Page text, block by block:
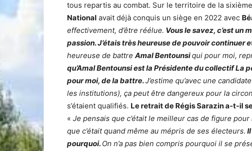
tous repartis au combat. Sur le territoire de la
National avait déjà conquis un siège en 2022 avec
effectivement, d’être réélue. Vous le savez, c’est un
passion. J’étais très heureuse de pouvoir continuer
heureuse de battre Amal Bentounsiqui pour moi,
qu’Amal Bentounsi est la Présidente du collectif La
pour moi, de la battre.J’estime qu’avec une
les institutions), ça peut être dangereux pour la
s’étaient qualifiés. Le retrait de Régis Sarazin a-t-il
« Je pensais que c’était le meilleur cas de figure
que c’était quand même au mépris de ses électeurs.
pourquoi. On n’a pas bien compris pourquoi il se